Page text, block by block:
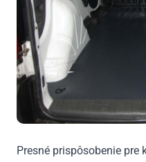
Presné prispôsobenie pre